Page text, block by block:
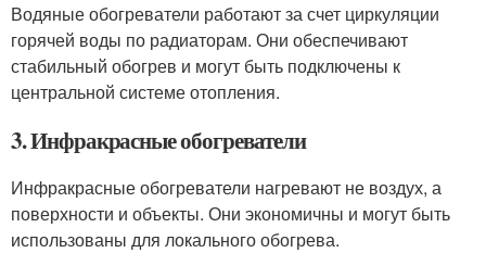
Водяные обогреватели работают за счет циркуляции
горячей воды по радиаторам. Они обеспечивают
стабильный обогрев и могут быть подключены к
центральной системе отопления.
3. Инфракрасные обогреватели
Инфракрасные обогреватели нагревают не воздух, а
поверхности и объекты. Они экономичны и могут быть
использованы для локального обогрева.